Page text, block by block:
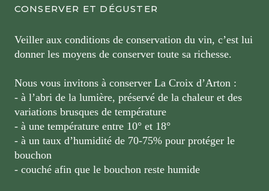
CONSERVER ET DÉGUSTER
Veiller aux conditions de conservation du vin, c’est lui
donner les moyens de conserver toute sa richesse.
Nous vous invitons à conserver La Croix d’Arton :
- à l’abri de la lumière, préservé de la chaleur et des
variations brusques de température
- à une température entre 10° et 18°
- à un taux d’humidité de 70-75% pour protéger le
bouchon
- couché afin que le bouchon reste humide